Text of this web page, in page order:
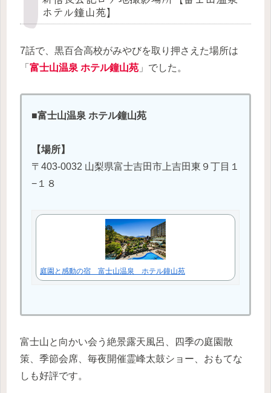
ホテル鐘山苑】
7話で、黒百合高校がみやびを取り押さえた場所は
「 富士山温泉 ホテル鐘山苑 」でした。
■富士山温泉 ホテル鐘山苑
【場所】
〒403-0032 山梨県富士吉田市上吉田東９丁目１
−１８
庭園と感動の宿 富士山温泉 ホテル鐘山苑
富士山と向かい会う絶景露天風呂、四季の庭園散
策、季節会席、毎夜開催霊峰太鼓ショー、おもてな
しも好評です。